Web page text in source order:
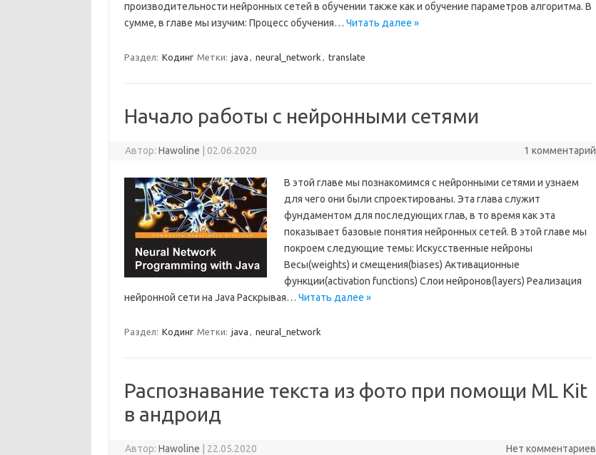
производительности нейронных сетей в обучении также как и обучение параметров алгоритма. В
сумме, в главе мы изучим: Процесс обучения… Читать далее »
Раздел: Кодинг Метки: java , neural_network , translate
Начало работы с нейронными сетями
Автор:Hawoline 02.06.2020 1 комментарий
В этой главе мы познакомимся с нейронными сетями и узнаем
для чего они были спроектированы. Эта глава служит
фундаментом для последующих глав, в то время как эта
показывает базовые понятия нейронных сетей. В этой главе мы
покроем следующие темы: Искусственные нейроны
Весы(weights) и смещения(biases) Активационные
функции(activation functions) Слои нейронов(layers) Реализация
нейронной сети на Java Раскрывая… Читать далее »
Раздел: Кодинг Метки: java , neural_network
Распознавание текста из фото при помощи ML Kit
в андроид
Автор:Hawoline 22.05.2020 Нет комментариев